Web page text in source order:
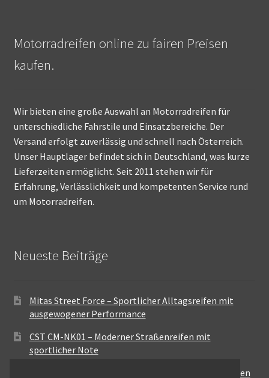
Motorradreifen online zu fairen Preisen
kaufen.
Wir bieten eine große Auswahl an Motorradreifen für
unterschiedliche Fahrstile und Einsatzbereiche. Der
Versand erfolgt zuverlässig und schnell nach Österreich.
Unser Hauptlager befindet sich in Deutschland, was kurze
Lieferzeiten ermöglicht. Seit 2011 stehen wir für
Erfahrung, Verlässlichkeit und kompetenten Service rund
um Motorradreifen.
Neueste Beiträge
Mitas Street Force – Sportlicher Alltagsreifen mit
ausgewogener Performance
CST CM-NK01 – Moderner Straßenreifen mit
sportlicher Note
Maxxis MA-ST3 – Ausgewogener Sport-Touring-Reifen